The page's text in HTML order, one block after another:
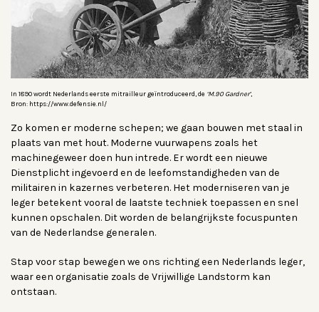
In 1890 wordt Nederlands eerste mitrailleur geïntroduceerd, de ‘M.90 Gardner’,
Bron: https://www.defensie.nl/
Zo komen er moderne schepen; we gaan bouwen met staal in
plaats van met hout. Moderne vuurwapens zoals het
machinegeweer doen hun intrede. Er wordt een nieuwe
Dienstplicht ingevoerd en de leefomstandigheden van de
militairen in kazernes verbeteren. Het moderniseren van je
leger betekent vooral de laatste techniek toepassen en snel
kunnen opschalen. Dit worden de belangrijkste focuspunten
van de Nederlandse generalen.
Stap voor stap bewegen we ons richting een Nederlands leger,
waar een organisatie zoals de Vrijwillige Landstorm kan
ontstaan.